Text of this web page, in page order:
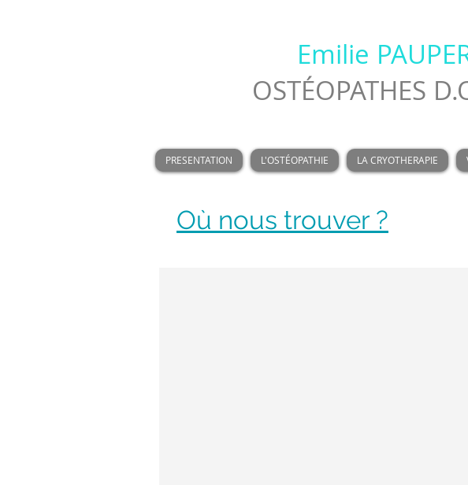
Emilie
OSTÉOPATHES
PRESENTATION L'OSTÉOPATHIE LA CRYOTHERAPIE
Où nous trouver ?